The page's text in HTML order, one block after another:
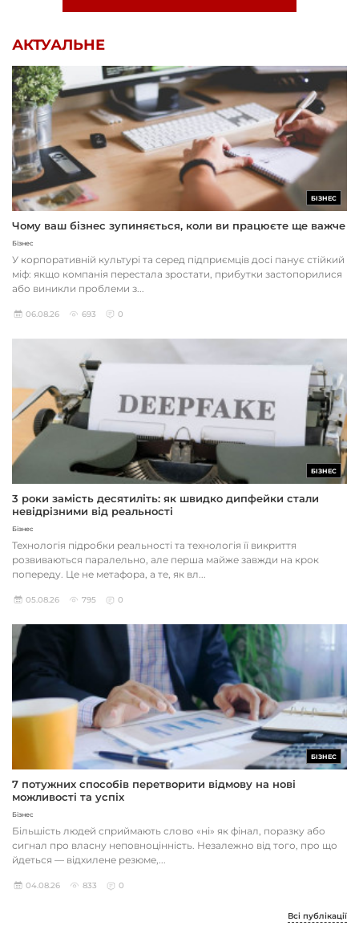
АКТУАЛЬНЕ
БІЗНЕС
Чому ваш бізнес зупиняється, коли ви працюєте ще важче
Бізнес
У корпоративній культурі та серед підприємців досі панує стійкий
міф: якщо компанія перестала зростати, прибутки застопорилися
або виникли проблеми з...
06.08.26 693 0
БІЗНЕС
3 роки замість десятиліть: як швидко дипфейки стали
невідрізними від реальності
Бізнес
Технологія підробки реальності та технологія її викриття
розвиваються паралельно, але перша майже завжди на крок
попереду. Це не метафора, а те, як вл...
05.08.26 795 0
БІЗНЕС
7 потужних способів перетворити відмову на нові
можливості та успіх
Бізнес
Більшість людей сприймають слово «ні» як фінал, поразку або
сигнал про власну неповноцінність. Незалежно від того, про що
йдеться — відхилене резюме,...
04.08.26 833 0
Всі публікації